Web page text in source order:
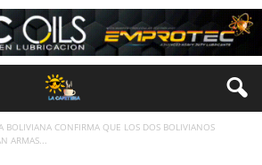
BOLIVIANA CONFIRMA QUE LOS DOS BOLIVIANOS
ARMAS...